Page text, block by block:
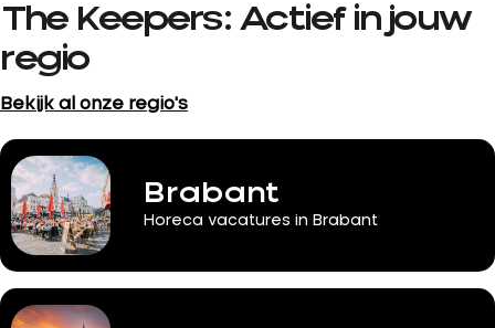
The Keepers: Actief in jouw
regio
Bekijk al onze regio's
Brabant
Horeca vacatures in Brabant